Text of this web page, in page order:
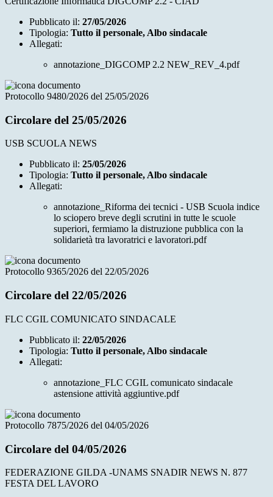
Pubblicato il: 27/05/2026
Tipologia: Tutto il personale, Albo sindacale
Allegati:
annotazione_DIGCOMP 2.2 NEW_REV_4.pdf
Protocollo 9480/2026 del 25/05/2026
Circolare del 25/05/2026
USB SCUOLA NEWS
Pubblicato il: 25/05/2026
Tipologia: Tutto il personale, Albo sindacale
Allegati:
annotazione_Riforma dei tecnici - USB Scuola indice
lo sciopero breve degli scrutini in tutte le scuole
superiori, fermiamo la distruzione pubblica con la
solidarietà tra lavoratrici e lavoratori.pdf
Protocollo 9365/2026 del 22/05/2026
Circolare del 22/05/2026
FLC CGIL COMUNICATO SINDACALE
Pubblicato il: 22/05/2026
Tipologia: Tutto il personale, Albo sindacale
Allegati:
annotazione_FLC CGIL comunicato sindacale
astensione attività aggiuntive.pdf
Protocollo 7875/2026 del 04/05/2026
Circolare del 04/05/2026
FEDERAZIONE GILDA -UNAMS SNADIR NEWS N. 877
FESTA DEL LAVORO